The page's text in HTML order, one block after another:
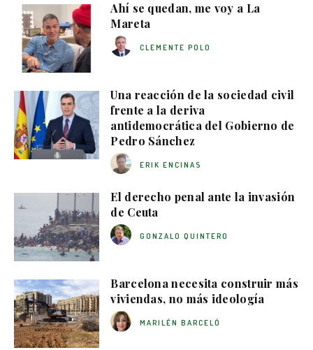
Ahí se quedan, me voy a La
Mareta
CLEMENTE POLO
Una reacción de la sociedad civil
frente a la deriva
antidemocrática del Gobierno de
Pedro Sánchez
ERIK ENCINAS
El derecho penal ante la invasión
de Ceuta
GONZALO QUINTERO
Barcelona necesita construir más
viviendas, no más ideología
MARILÉN BARCELÓ